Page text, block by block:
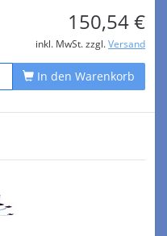
150,54 €
inkl. MwSt. zzgl. Versand
In den Warenkorb